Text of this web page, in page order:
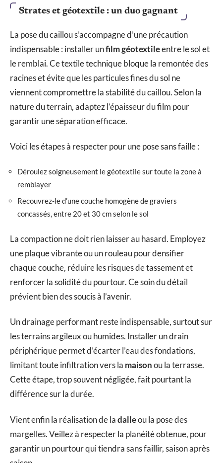
Strates et géotextile : un duo gagnant
La pose du caillou s’accompagne d’une précaution
indispensable : installer unfilm géotextileentre le sol et
le remblai. Ce textile technique bloque la remontée des
racines et évite que les particules fines du sol ne
viennent compromettre la stabilité du caillou. Selon la
nature du terrain, adaptez l’épaisseur du film pour
garantir une séparation efficace.
Voici les étapes à respecter pour une pose sans faille :
Déroulez soigneusement le géotextile sur toute la zone à
remblayer
Recouvrez-le d’une couche homogène de graviers
concassés, entre 20 et 30 cm selon le sol
La compaction ne doit rien laisser au hasard. Employez
une plaque vibrante ou un rouleau pour densifier
chaque couche, réduire les risques de tassement et
renforcer la solidité du pourtour. Ce soin du détail
prévient bien des soucis à l’avenir.
Un drainage performant reste indispensable, surtout sur
les terrains argileux ou humides. Installer un drain
périphérique permet d’écarter l’eau des fondations,
limitant toute infiltration vers la maisonou la terrasse.
Cette étape, trop souvent négligée, fait pourtant la
différence sur la durée.
Vient enfin la réalisation de ladalleou la pose des
margelles. Veillez à respecter la planéité obtenue, pour
garantir un pourtour qui tiendra sans faillir, saison après